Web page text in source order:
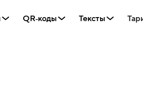
QR‑коды Тексты